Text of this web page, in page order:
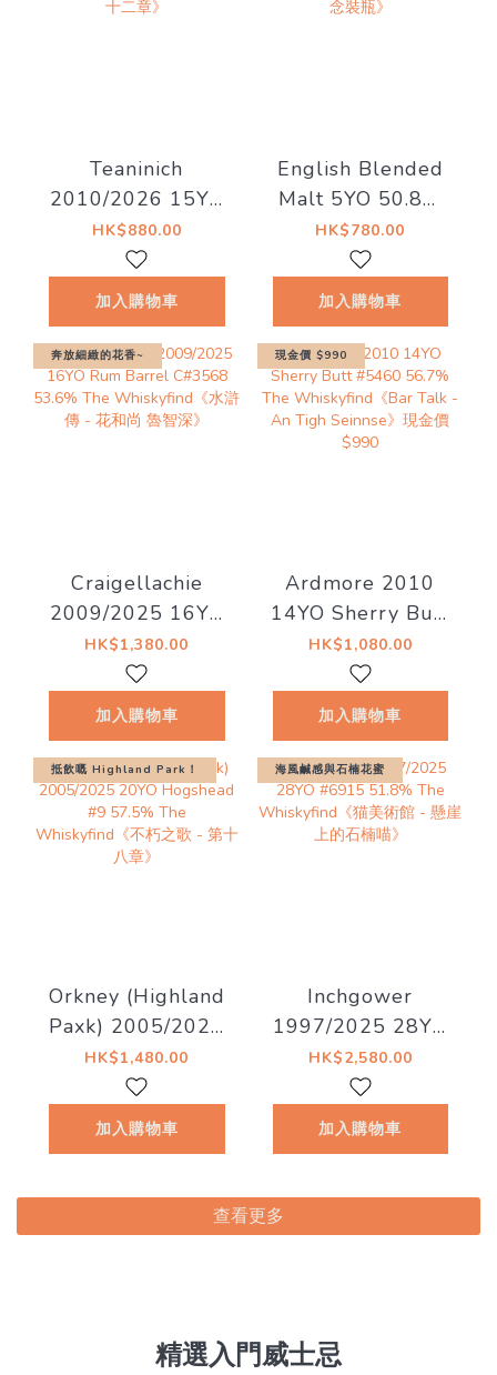
Teaninich
2010/2026 15YO
#721400 58.4%
The
Whiskyfind《不朽
HK$880.00
加入購物車
English Blended
Malt 5YO 50.8%
The
Whiskyfind《2026
秩父祭紀念裝瓶》
HK$780.00
加入購物車
奔放細緻的花香~
Craigellachie
2009/2025 16YO
Rum Barrel
C#3568 53.6%
The
傳 - 花和尚 魯智
深》
HK$1,380.00
加入購物車
現金價 $990
Ardmore 2010
14YO Sherry Butt
#5460 56.7% The
Whiskyfind《Bar
Talk - An Tigh
$990
HK$1,080.00
加入購物車
抵飲嘅 Highland Park！
Orkney (Highland
Paxk) 2005/2025
20YO Hogshead
#9 57.5% The
Whiskyfind《不朽
HK$1,480.00
加入購物車
海風鹹感與石楠花蜜
Inchgower
1997/2025 28YO
#6915 51.8% The
Whiskyfind《猫美
術館 - 懸崖上的石
HK$2,580.00
加入購物車
查看更多
精選入門威士忌